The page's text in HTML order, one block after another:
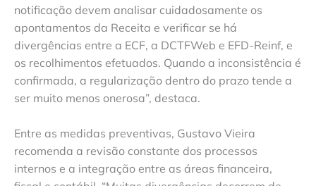
notificação devem analisar cuidadosamente os
apontamentos da Receita e verificar se há
divergências entre a ECF, a DCTFWeb e EFD-Reinf, e
os recolhimentos efetuados. Quando a inconsistência é
confirmada, a regularização dentro do prazo tende a
ser muito menos onerosa”, destaca.
Entre as medidas preventivas, Gustavo Vieira
recomenda a revisão constante dos processos
internos e a integração entre as áreas financeira,